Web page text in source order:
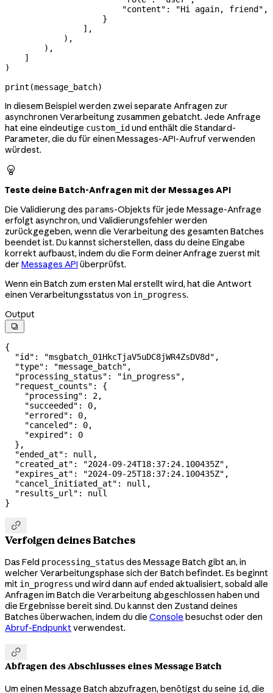
                        "content"
: "Hi again, friend" ,
                    }
                ],
            ),
        ),
    ]
)
print (message_batch)
In diesem Beispiel werden zwei separate Anfragen zur
asynchronen Verarbeitung zusammen gebatcht. Jede Anfrage
hat eine eindeutige custom_id und enthält die Standard-
Parameter, die du für einen Messages-API-Aufruf verwenden
würdest.

Teste deine Batch-Anfragen mit der Messages API
Die Validierung des params-Objekts für jede Message-Anfrage
erfolgt asynchron, und Validierungsfehler werden
zurückgegeben, wenn die Verarbeitung des gesamten Batches
beendet ist. Du kannst sicherstellen, dass du deine Eingabe
korrekt aufbaust, indem du die Form deiner Anfrage zuerst mit
der Messages API überprüfst.
Wenn ein Batch zum ersten Mal erstellt wird, hat die Antwort
einen Verarbeitungsstatus von in_progress.
Output

{
  "id"
: "msgbatch_01HkcTjaV5uDC8jWR4ZsDV8d" ,
  "type"
: "message_batch" ,
  "processing_status"
: "in_progress" ,
  "request_counts"
: {
    "processing"
: 2,
    "succeeded"
: 0,
    "errored"
: 0,
    "canceled"
: 0,
    "expired"
: 0
  },
  "ended_at"
: null ,
  "created_at"
: "2024-09-24T18:37:24.100435Z" ,
  "expires_at"
: "2024-09-25T18:37:24.100435Z" ,
  "cancel_initiated_at"
: null ,
  "results_url"
: null
}

Verfolgen deines Batches
Das Feld processing_status des Message Batch gibt an, in
welcher Verarbeitungsphase sich der Batch befindet. Es beginnt
mit in_progress und wird dann auf endedaktualisiert, sobald alle
Anfragen im Batch die Verarbeitung abgeschlossen haben und
die Ergebnisse bereit sind. Du kannst den Zustand deines
Batches überwachen, indem du die Console besuchst oder den
Abruf-Endpunkt verwendest.

Abfragen des Abschlusses eines Message Batch
Um einen Message Batch abzufragen, benötigst du seine id, die